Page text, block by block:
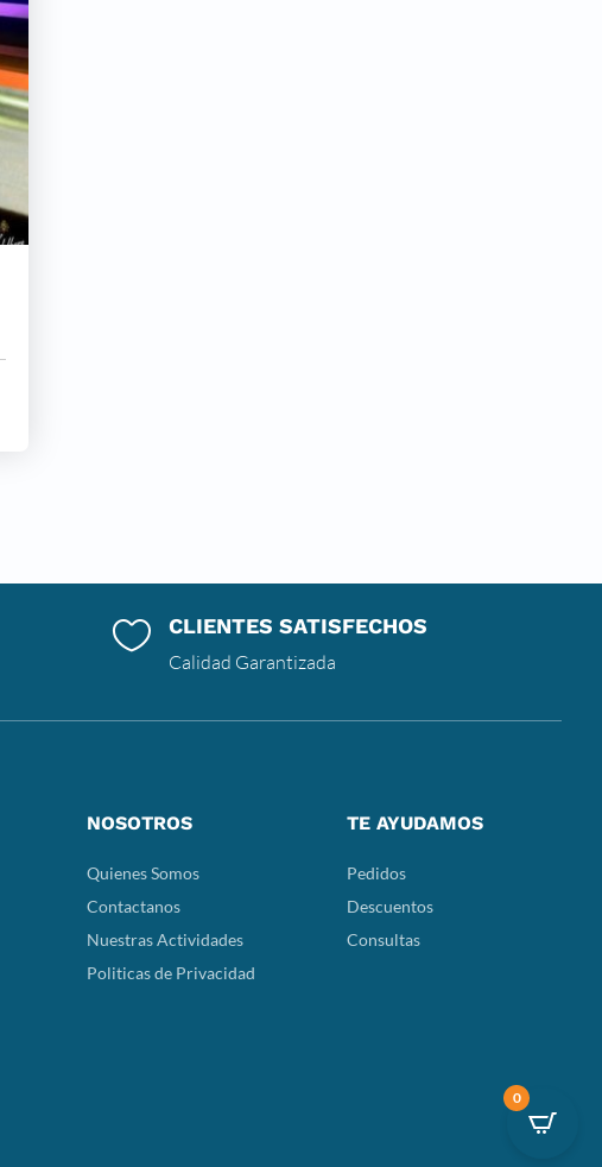
 CLIENTES SATISFECHOS
Calidad Garantizada
NOSOTROS
Quienes Somos
Contactanos
Nuestras Actividades
Politicas de Privacidad
TE AYUDAMOS
Pedidos
Descuentos
Consultas
0